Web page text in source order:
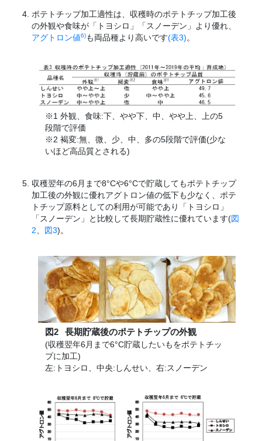
ポテトチップ加工適性は、収穫時のポテトチップ加工後
の外観や食味が「トヨシロ」「スノーデン」より優れ、
アグトロン値6)も両品種より高いです(表3)。
※1 外観、食味:下、やや下、中、やや上、上の5
段階で評価
※2 褐変:無、微、少、中、多の5段階で評価(少な
いほど高品質とされる)
収穫翌年の6月まで8°Cや6°Cで貯蔵してもポテトチップ
加工後の外観に優れアグトロン値の低下も少なく、ポテ
トチップ原料としての利用が可能であり「トヨシロ」
「スノーデン」と比較して長期貯蔵性に優れています(図
2
図3)。
図2 長期貯蔵後のポテトチップの外観
(収穫翌年6月まで6°C貯蔵したいもをポテトチッ
プに加工)
左:トヨシロ、中央:しんせい、右:スノーデン